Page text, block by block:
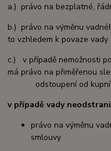
a.) právo na bezplatné,
b.) právo na výměnu
to vzhledem k povaze vady
c.) v případě nemožnosti
má právo na
odstoupení od kupní
v případě vady
právo na výměnu
smlouvy